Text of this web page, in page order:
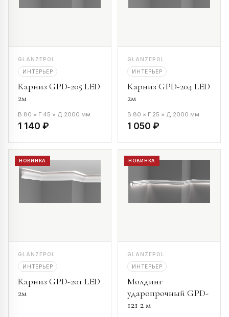
GLANZEPOL
ИНТЕРЬЕР
Карниз GPD-205 LED
2м
В 80 × Г 45 × Д 2000 мм
1 140 ₽
GLANZEPOL
ИНТЕРЬЕР
Карниз GPD-204 LED
2м
В 80 × Г 25 × Д 2000 мм
1 050 ₽
НОВИНКА
GLANZEPOL
ИНТЕРЬЕР
Карниз GPD-201 LED
2м
НОВИНКА
GLANZEPOL
ИНТЕРЬЕР
Молдинг
ударопрочный GPD-
121 2 м